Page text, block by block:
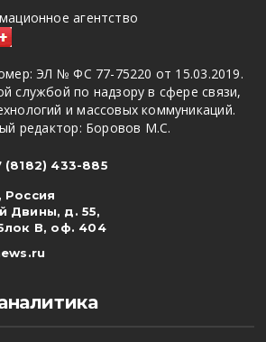
агентство
ЭЛ № ФС 77-75220 от 15.03.2019.
службой по надзору в сфере связи,
и массовых коммуникаций.
редактор: Боровов М.С.
(8182) 433-885
Россия
Двины, д. 55,
В, оф. 404